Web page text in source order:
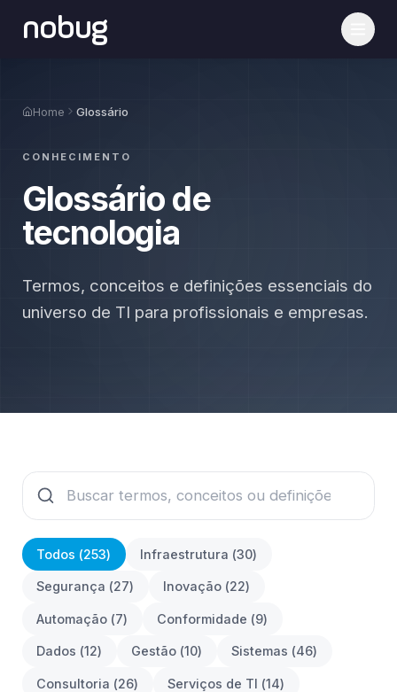
nobug
Home Glossário
CONHECIMENTO
Glossário de
tecnologia
Termos, conceitos e definições essenciais do
universo de TI para profissionais e empresas.
Todos (253) Infraestrutura (30)
Segurança (27) Inovação (22)
Automação (7) Conformidade (9)
Dados (12) Gestão (10) Sistemas (46)
Consultoria (26) Serviços de TI (14)